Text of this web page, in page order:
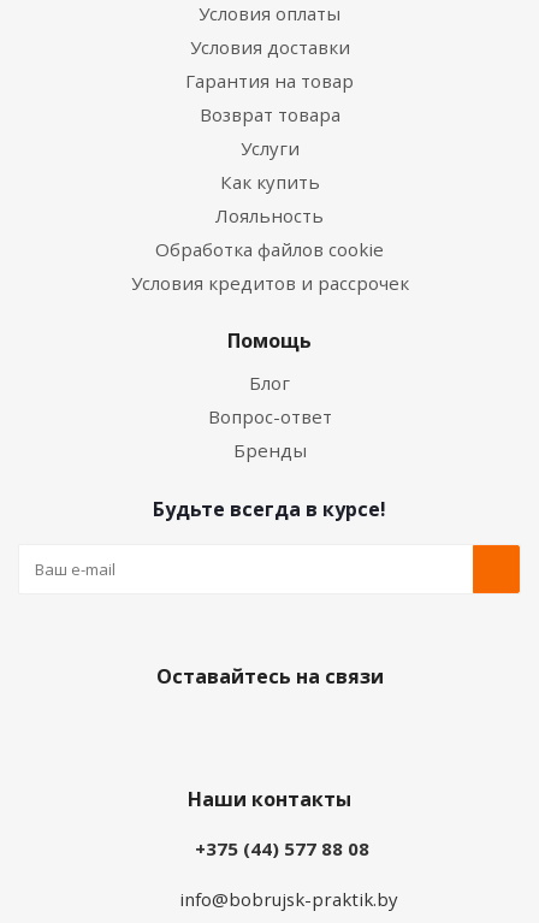
Условия оплаты
Условия доставки
Гарантия на товар
Возврат товара
Услуги
Как купить
Лояльность
Обработка файлов cookie
Условия кредитов и рассрочек
Помощь
Блог
Вопрос-ответ
Бренды
Будьте всегда в курсе!
Оставайтесь на связи
Наши контакты
+375 (44) 577 88 08
info@bobrujsk-praktik.by